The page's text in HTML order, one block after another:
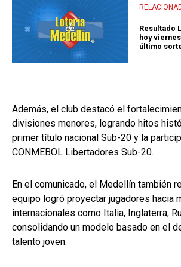
Resultado
hoy
último
Además, el club destacó el
divisiones menores, logrando hitos
primer título nacional Sub-20 y la
CONMEBOL Libertadores Sub-20.
En el comunicado, el Medellín también
equipo logró proyectar jugadores hacia
internacionales como Italia, Inglaterra,
consolidando un modelo basado en el
talento joven.